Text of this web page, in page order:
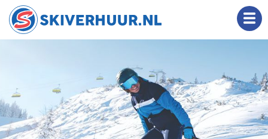
Overslaan
en
naar